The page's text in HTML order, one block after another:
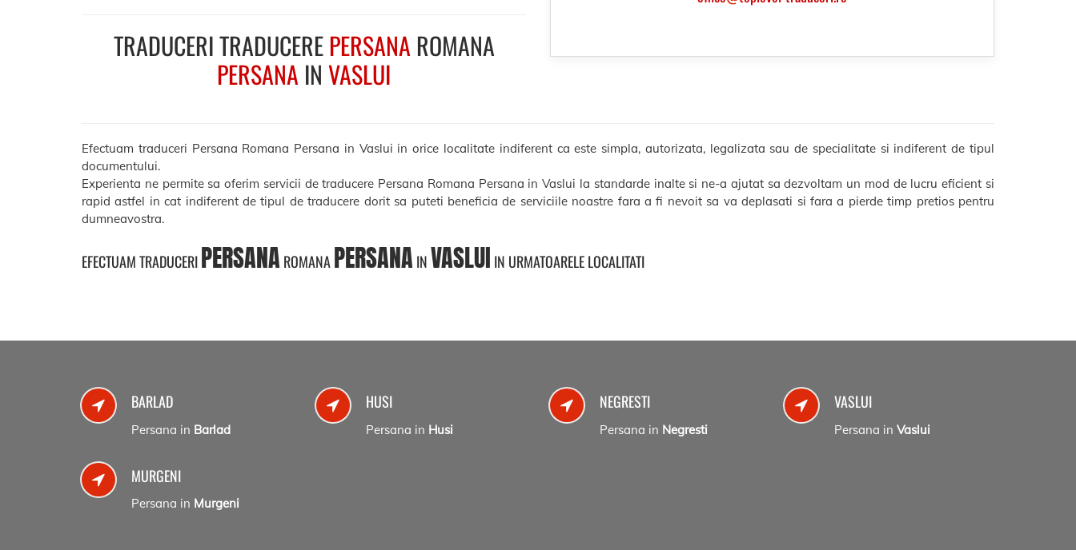
TRADUCERI TRADUCEREPERSANA ROMANA
PERSANA IN VASLUI
Efectuam traduceri Persana Romana Persana in Vaslui in orice localitate indiferent ca este simpla, autorizata, legalizata sau de specialitate si indiferent de tipul
documentului.
Experienta ne permite sa oferim servicii de traducere Persana Romana Persana in Vaslui la standarde inalte si ne-a ajutat sa dezvoltam un mod de lucru eficient si
rapid astfel in cat indiferent de tipul de traducere dorit sa puteti beneficia de serviciile noastre fara a fi nevoit sa va deplasati si fara a pierde timp pretios pentru
dumneavostra.
EFECTUAM TRADUCERIPERSANA ROMANAPERSANA INVASLUI IN URMATOARELE LOCALITATI
BARLAD
Persana in Barlad
HUSI
Persana in Husi
NEGRESTI
Persana in Negresti
VASLUI
Persana in Vaslui
MURGENI
Persana in Murgeni